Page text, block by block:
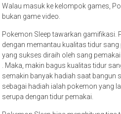
Walau masuk ke kelompok games,
bukan game video.
Pokemon Sleep tawarkan gamifikasi.
dengan memantau kualitas tidur
yang sukses diraih oleh sang
. Maka, makin bagus kualitas tidur
semakin banyak hadiah saat bangun
sebagai hadiah ialah pokemon yang
serupa dengan tidur pemakai.